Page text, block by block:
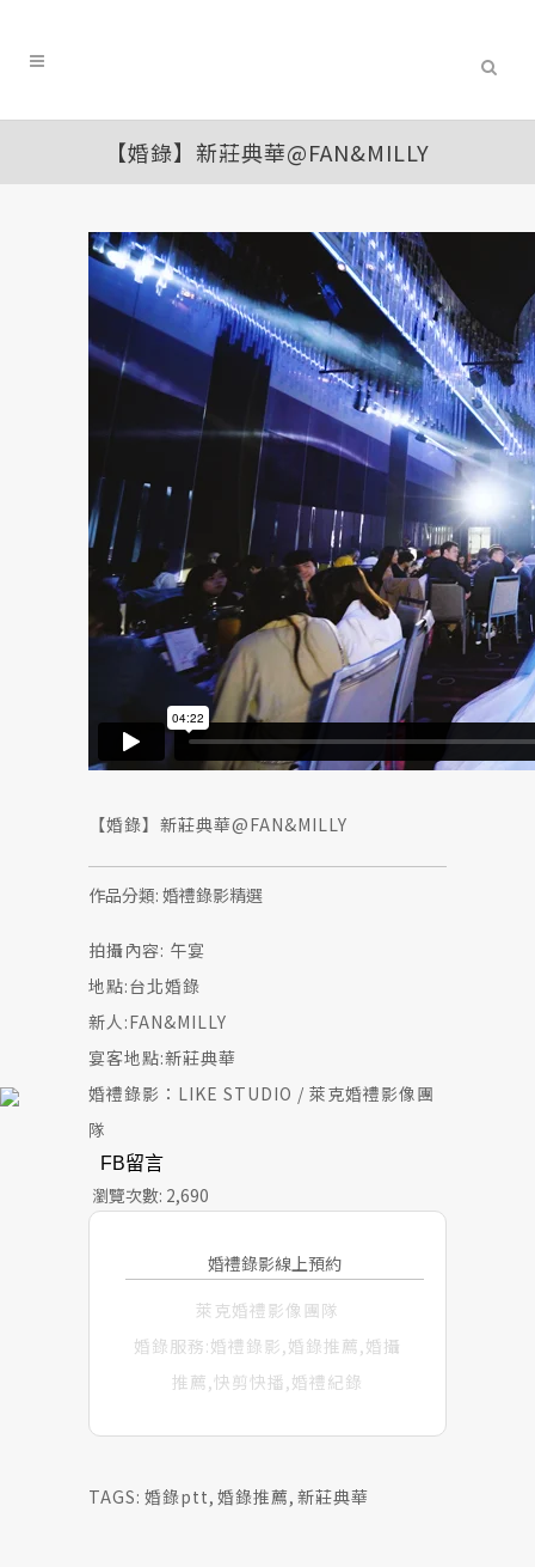
【婚錄】新莊典華@FAN&MILLY
【婚錄】新莊典華@FAN&MILLY
作品分類: 婚禮錄影精選
拍攝內容: 午宴
地點:台北婚錄
新人:FAN&MILLY
宴客地點:新莊典華
婚禮錄影：LIKE STUDIO / 萊克婚禮影像團
隊
FB留言
瀏覽次數: 2,690
婚禮錄影線上預約
萊克婚禮影像團隊
婚錄服務:婚禮錄影,婚錄推薦,婚攝
推薦,快剪快播,婚禮紀錄
TAGS: 婚錄ptt, 婚錄推薦, 新莊典華